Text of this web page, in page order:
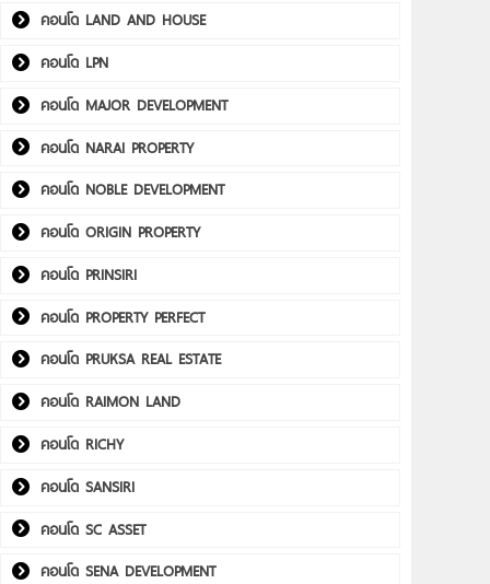
คอนโด LAND AND HOUSE
คอนโด LPN
คอนโด MAJOR DEVELOPMENT
คอนโด NARAI PROPERTY
คอนโด NOBLE DEVELOPMENT
คอนโด ORIGIN PROPERTY
คอนโด PRINSIRI
คอนโด PROPERTY PERFECT
คอนโด PRUKSA REAL ESTATE
คอนโด RAIMON LAND
คอนโด RICHY
คอนโด SANSIRI
คอนโด SC ASSET
คอนโด SENA DEVELOPMENT